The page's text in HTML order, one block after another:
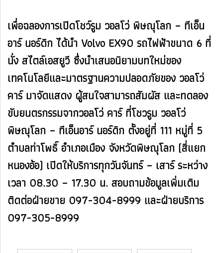
เพื่อฉลองการเปิดโชว์รูม วอลโว่ พิษณุโลก – ทีเอ็น
อาร์ นอร์ดิก ได้นำ Volvo EX90 รถไฟฟ้าขนาด 6 ที่
นั่ง สไตล์เอสยูวี ซึ่งนำเสนอนิยามบทใหม่ของ
เทคโนโลยีและมาตรฐานความปลอดภัยของ วอลโว่
คาร์ มาจัดแสดง ผู้สนใจสามารถสัมผัส และทดลอง
ขับยนตรกรรมจากวอลโว่ คาร์ ที่โชวรูม วอลโว่
พิษณุโลก – ทีเอ็นอาร์ นอร์ดิก ตั้งอยู่ที่ 111 หมู่ที่ 5
ตำบลท่าโพธิ์ อำเภอเมือง จังหวัดพิษณุโลก (สี่แยก
หนองอ้อ) เปิดให้บริการทุกวันจันทร์ – เสาร์ ระหว่าง
เวลา 08.30 – 17.30 น. สอบถามข้อมูลเพิ่มเติม
ติดต่อฝ่ายขาย 097-304-8999 และฝ่ายบริการ
097-305-8999